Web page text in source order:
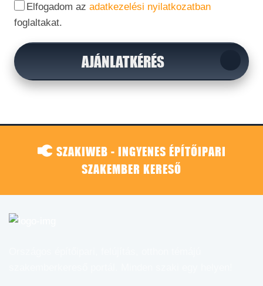
Elfogadom az adatkezelési nyilatkozatban
foglaltakat.
AJÁNLATKÉRÉS
SZAKIWEB - INGYENES ÉPÍTŐIPARI
SZAKEMBER KERESŐ